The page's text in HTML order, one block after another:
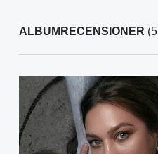
ALBUMRECENSIONER